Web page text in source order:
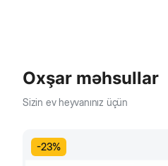
Oxşar məhsullar
Sizin ev heyvanınız üçün
-23%